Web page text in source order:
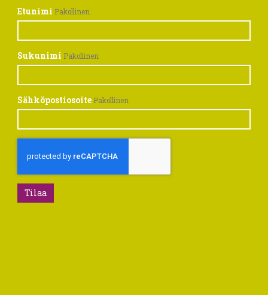
Etunimi Pakollinen
Sukunimi Pakollinen
Sähköpostiosoite Pakollinen
Tilaa